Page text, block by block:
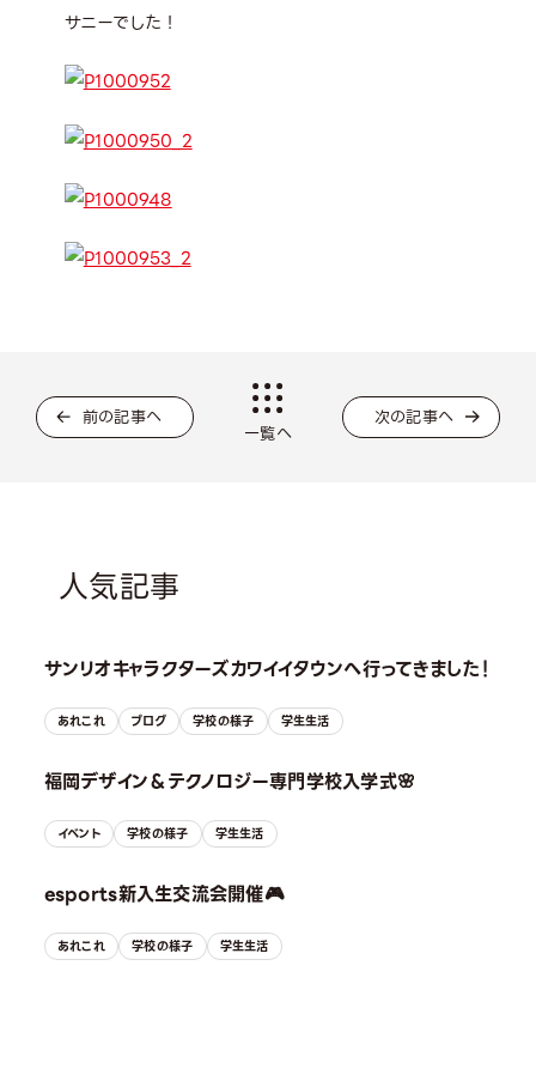
サニーでした！
前の記事へ
一覧へ
次の記事へ
人気記事
サンリオキャラクターズカワイイタウンへ行ってきました！
あれこれ ブログ 学校の様子 学生生活
福岡デザイン＆テクノロジー専門学校入学式🌸
イベント 学校の様子 学生生活
esports新入生交流会開催🎮
あれこれ 学校の様子 学生生活